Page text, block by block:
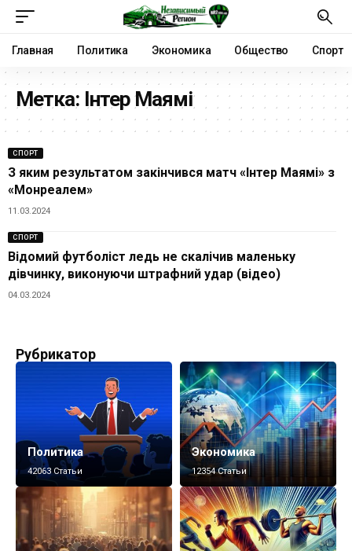
Главная Политика Экономика Общество Спорт
Метка: Інтер Маямі
СПОРТ
З яким результатом закінчився матч «Інтер Маямі» з
«Монреалем»
11.03.2024
СПОРТ
Відомий футболіст ледь не скалічив маленьку
дівчинку, виконуючи штрафний удар (відео)
04.03.2024
Рубрикатор
Политика
42063 Статьи
Экономика
12354 Статьи